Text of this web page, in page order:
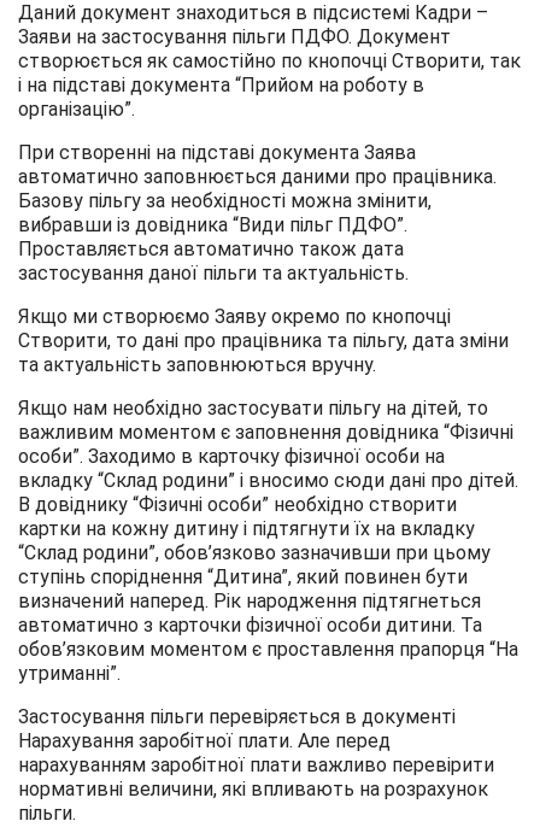
Даний документ знаходиться в підсистемі Кадри –
Заяви на застосування пільги ПДФО. Документ
створюється як самостійно по кнопочці Створити, так
і на підставі документа “Прийом на роботу в
організацію”.
При створенні на підставі документа Заява
автоматично заповнюється даними про працівника.
Базову пільгу за необхідності можна змінити,
вибравши із довідника “Види пільг ПДФО”.
Проставляється автоматично також дата
застосування даної пільги та актуальність.
Якщо ми створюємо Заяву окремо по кнопочці
Створити, то дані про працівника та пільгу, дата зміни
та актуальність заповнюються вручну.
Якщо нам необхідно застосувати пільгу на дітей, то
важливим моментом є заповнення довідника “Фізичні
особи”. Заходимо в карточку фізичної особи на
вкладку “Склад родини” і вносимо сюди дані про дітей.
В довіднику “Фізичні особи” необхідно створити
картки на кожну дитину і підтягнути їх на вкладку
“Склад родини”, обов’язково зазначивши при цьому
ступінь споріднення “Дитина”, який повинен бути
визначений наперед. Рік народження підтягнеться
автоматично з карточки фізичної особи дитини. Та
обов’язковим моментом є проставлення прапорця “На
утриманні”.
Застосування пільги перевіряється в документі
Нарахування заробітної плати. Але перед
нарахуванням заробітної плати важливо перевірити
нормативні величини, які впливають на розрахунок
пільги.